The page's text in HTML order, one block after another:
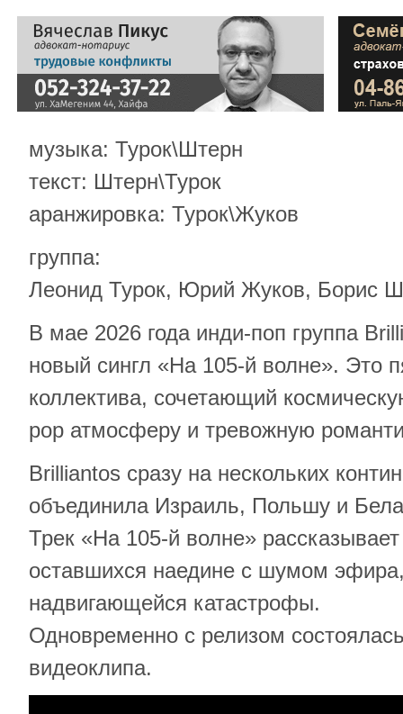
музыка: Турок\Штерн
текст: Штерн\Турок
аранжировка: Турок\Жуков
группа:
Леонид Турок, Юрий Жуков, Борис
В мае 2026 года инди-поп группа
новый сингл «На 105-й волне». Это
коллектива, сочетающий
pop атмосферу и тревожную
Brilliantos сразу на нескольких
объединила Израиль, Польшу и
Трек «На 105-й волне»
оставшихся наедине с шумом
надвигающейся катастрофы.
Одновременно с релизом
видеоклипа.